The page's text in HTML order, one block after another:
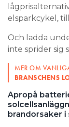
elsparkcykel,
Och ladda
inte sprider sig
MER OM
BRANSCHENS
Apropå
brandorsaker i